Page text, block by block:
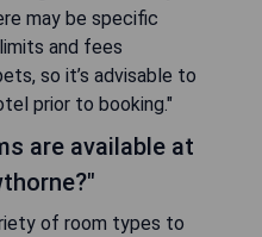
may be specific
and fees
so it’s advisable to
prior to booking."
are available at
of room types to